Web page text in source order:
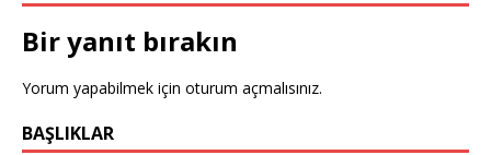
Bir yanıt bırakın
Yorum yapabilmek için oturum açmalısınız.
BAŞLIKLAR